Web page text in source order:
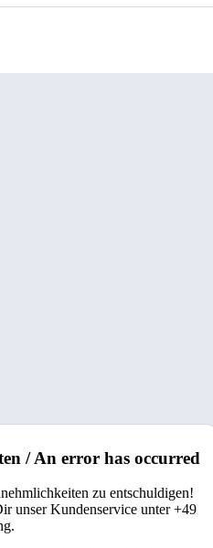
/ An error has occurred
zu entschuldigen!
unser Kundenservice unter +49